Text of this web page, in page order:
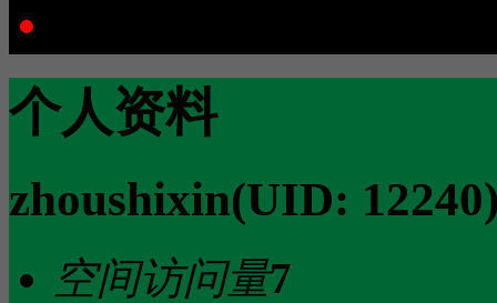
个人资料
zhoushixin(UID:
空间访问量7